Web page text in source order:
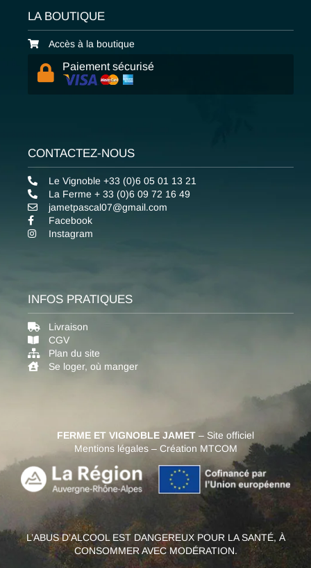
LA BOUTIQUE
Accès à la boutique
Paiement sécurisé
CONTACTEZ-NOUS
Le Vignoble +33 (0)6 05 01 13 21
La Ferme + 33 (0)6 09 72 16 49
jametpascal07@gmail.com
Facebook
Instagram
INFOS PRATIQUES
Livraison
CGV
Plan du site
Se loger, où manger
FERME ET VIGNOBLE JAMET – Site officiel
Mentions légales– Création MTCOM
L’ABUS D’ALCOOL EST DANGEREUX POUR LA SANTÉ, À
CONSOMMER AVEC MODÉRATION.